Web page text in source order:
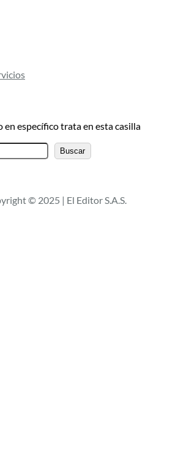
en específico trata en esta casilla
B
u
a
Buscar
© 2025 | El Editor S.A.S.